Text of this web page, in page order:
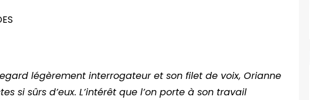
légèrement interrogateur et son filet de voix, Orianne
si sûrs d’eux. L’intérêt que l’on porte à son travail